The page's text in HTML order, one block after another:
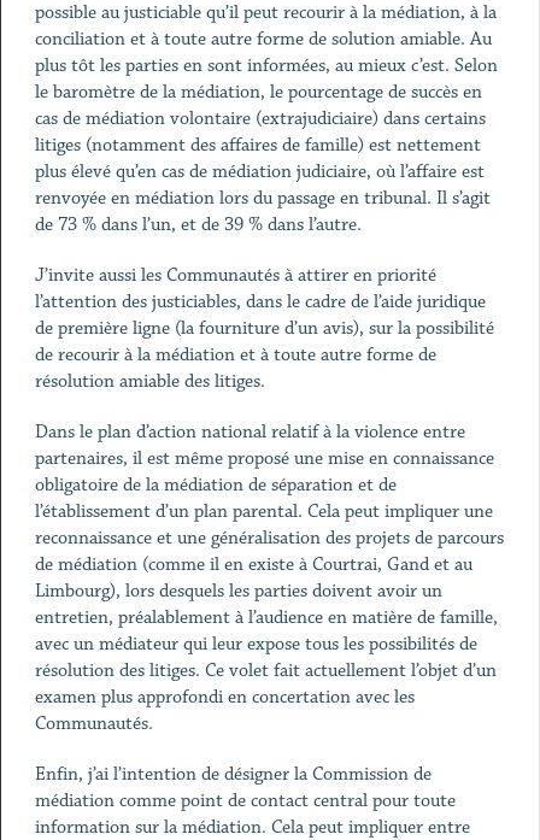
possible au justiciable qu’il peut recourir à la médiation, à la
conciliation et à toute autre forme de solution amiable. Au
plus tôt les parties en sont informées, au mieux c’est. Selon
le baromètre de la médiation, le pourcentage de succès en
cas de médiation volontaire (extrajudiciaire) dans certains
litiges (notamment des affaires de famille) est nettement
plus élevé qu’en cas de médiation judiciaire, où l’affaire est
renvoyée en médiation lors du passage en tribunal. Il s’agit
de 73 % dans l’un, et de 39 % dans l’autre.
J’invite aussi les Communautés à attirer en priorité
l’attention des justiciables, dans le cadre de l’aide juridique
de première ligne (la fourniture d’un avis), sur la possibilité
de recourir à la médiation et à toute autre forme de
résolution amiable des litiges.
Dans le plan d’action national relatif à la violence entre
partenaires, il est même proposé une mise en connaissance
obligatoire de la médiation de séparation et de
l’établissement d’un plan parental. Cela peut impliquer une
reconnaissance et une généralisation des projets de parcours
de médiation (comme il en existe à Courtrai, Gand et au
Limbourg), lors desquels les parties doivent avoir un
entretien, préalablement à l’audience en matière de famille,
avec un médiateur qui leur expose tous les possibilités de
résolution des litiges. Ce volet fait actuellement l’objet d’un
examen plus approfondi en concertation avec les
Communautés.
Enfin, j’ai l’intention de désigner la Commission de
médiation comme point de contact central pour toute
information sur la médiation. Cela peut impliquer entre